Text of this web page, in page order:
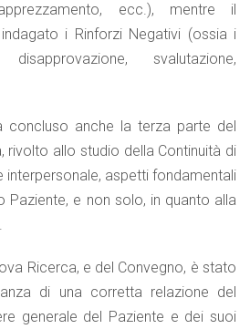
ecc.), mentre il
i Rinforzi Negativi (ossia i
svalutazione,
concluso anche la terza parte del
rivolto allo studio della Continuità di
interpersonale, aspetti fondamentali
Paziente, e non solo, in quanto alla
Ricerca, e del Convegno, è stato
di una corretta relazione del
generale del Paziente e dei suoi